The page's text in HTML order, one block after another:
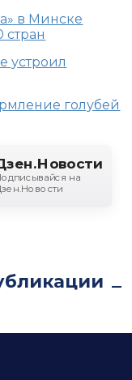
в Минске
стран
устроил
голубей
на